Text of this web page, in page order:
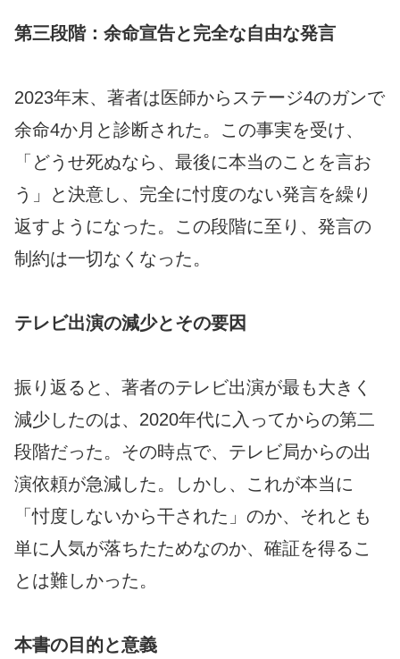
第三段階：余命宣告と完全な自由な発言
2023年末、著者は医師からステージ4のガンで
余命4か月と診断された。この事実を受け、
「どうせ死ぬなら、最後に本当のことを言お
う」と決意し、完全に忖度のない発言を繰り
返すようになった。この段階に至り、発言の
制約は一切なくなった。
テレビ出演の減少とその要因
振り返ると、著者のテレビ出演が最も大きく
減少したのは、2020年代に入ってからの第二
段階だった。その時点で、テレビ局からの出
演依頼が急減した。しかし、これが本当に
「忖度しないから干された」のか、それとも
単に人気が落ちたためなのか、確証を得るこ
とは難しかった。
本書の目的と意義